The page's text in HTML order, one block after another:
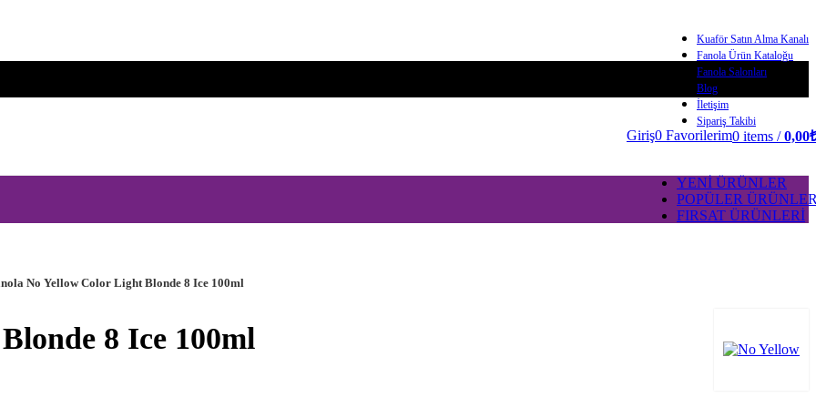
Kuaför Satın Alma Kanalı
Fanola Ürün Kataloğu
Fanola Salonları
Blog
İletişim
Sipariş Takibi
Giriş0 Favorilerim0 items / 0,00
YENİ ÜRÜNLER
POPÜLER
FIRSAT ÜRÜNLERİ
No Yellow Color Light Blonde 8 Ice 100ml
8 Ice 100ml